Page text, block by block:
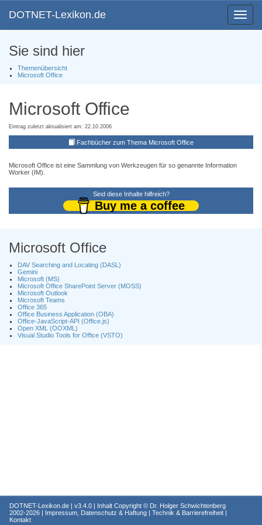
Toggle
DOTNET-Lexikon.de
Sie sind hier
Themenübersicht
Microsoft Office
Microsoft Office
Eintrag zuletzt aktualisiert am: 22.10.2006
Fachbücher zum Thema Microsoft Office
Microsoft Office ist eine Sammlung von Werkzeugen für so genannte Information
Worker (IM).
Sind diese Inhalte hilfreich?
Buy me a coffee
Microsoft Office
DAV Searching and Locating (DASL)
Gemini
Microsoft (MS)
Microsoft Office SharePoint Server (MOSS)
Microsoft Outlook
Microsoft Teams
Office 365
Office Business Application (OBA)
Office-JavaScript-API (Office.js)
Open XML (OOXML)
Visual Studio Tools for Office (VSTO)
DOTNET-Lexikon.de | v3.4.0 | Inhalt Copyright © Dr. Holger Schwichtenberg
2002-2026 | Impressum, Datenschutz & Haftung | Technik & Barrierefreiheit |
Kontakt